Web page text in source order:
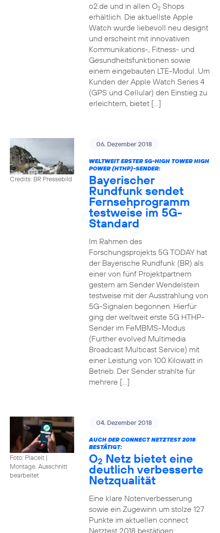
o2.de und in allen O2Shops
erhältlich. Die aktuellste Apple
Watch wurde liebevoll neu designt
und erscheint mit innovativen
Kommunikations-, Fitness- und
Gesundheitsfunktionen sowie
einem eingebauten LTE-Modul. Um
Kunden der Apple Watch Series 4
(GPS und Cellular) den Einstieg zu
erleichtern, bietet […]
Credits: BR Pressebild
06. Dezember 2018
WELTWEIT ERSTER 5G-HIGH TOWER HIGH
POWER (HTHP)-SENDER:
Bayerischer
Rundfunk sendet
Fernsehprogramm
testweise im 5G-
Standard
Im Rahmen des
Forschungsprojekts 5G TODAY hat
der Bayerische Rundfunk (BR) als
einer von fünf Projektpartnern
gestern am Sender Wendelstein
testweise mit der Ausstrahlung von
5G-Signalen begonnen. Hierfür
ging der weltweit erste 5G HTHP-
Sender im FeMBMS-Modus
(Further evolved Multimedia
Broadcast Multicast Service) mit
einer Leistung von 100 Kilowatt in
Betrieb. Der Sender strahlte für
mehrere […]
Foto: Placeit |
Montage, Ausschnitt
bearbeitet
04. Dezember 2018
AUCH DER CONNECT NETZTEST 2018
BESTÄTIGT:
O2 Netz bietet eine
deutlich verbesserte
Netzqualität
Eine klare Notenverbesserung
sowie ein Zugewinn um stolze 127
Punkte im aktuellen connect
Netztest 2018 bestätigen: